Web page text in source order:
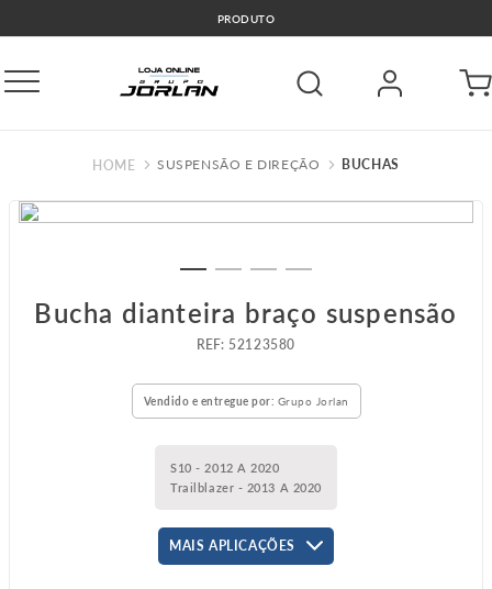
SUSPENSÃO E DIREÇÃO BUCHAS
Bucha dianteira braço suspensão
: 52123580
Vendido e entregue por: Grupo Jorlan
S10 - 2012 A 2020
Trailblazer - 2013 A 2020
MAIS APLICAÇÕES